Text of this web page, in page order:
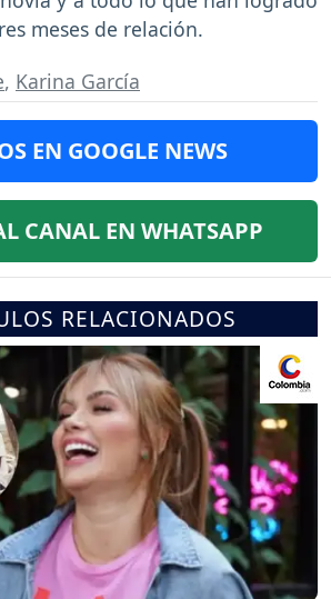
meses de relación.
, Karina García
EN GOOGLE NEWS
CANAL EN WHATSAPP
RELACIONADOS